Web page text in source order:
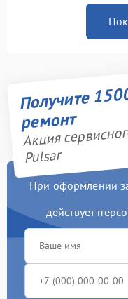
Получите
ремонт
Акция
Pulsar
При оформлении
действует